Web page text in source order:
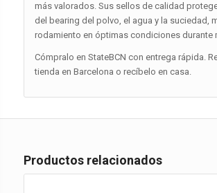
más valorados. Sus sellos de calidad
del bearing del polvo, el agua y la suciedad,
rodamiento en óptimas condiciones durante
Cómpralo en StateBCN con entrega rápida.
tienda en Barcelona o recíbelo en casa.
Productos relacionados